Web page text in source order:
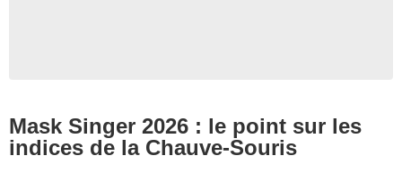
Mask Singer 2026 : le point sur les
indices de la Chauve-Souris